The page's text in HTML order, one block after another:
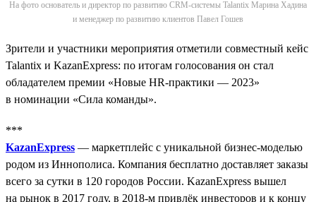
На фото основатель и директор по развитию CRM-системы Talantix Марина Хадина
и менеджер по развитию клиентов Павел Гошев
Зрители и участники мероприятия отметили совместный кейс
Talantix и KazanExpress: по итогам голосования он стал
обладателем премии «Новые HR-практики — 2023»
в номинации «Сила команды».
***
KazanExpress — маркетплейс с уникальной бизнес-моделью
родом из Иннополиса. Компания бесплатно доставляет заказы
всего за сутки в 120 городов России. KazanExpress вышел
на рынок в 2017 году, в 2018‑м привлёк инвесторов и к концу